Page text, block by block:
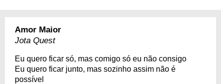
Amor Maior
Jota Quest
Eu quero ficar só, mas comigo só eu não consigo
Eu quero ficar junto, mas sozinho assim não é
possível